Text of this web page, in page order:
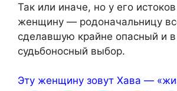
Так или иначе, но у его
женщину — родоначальницу
сделавшую крайне опасный и
судьбоносный выбор.
Эту женщину зовут Хава —